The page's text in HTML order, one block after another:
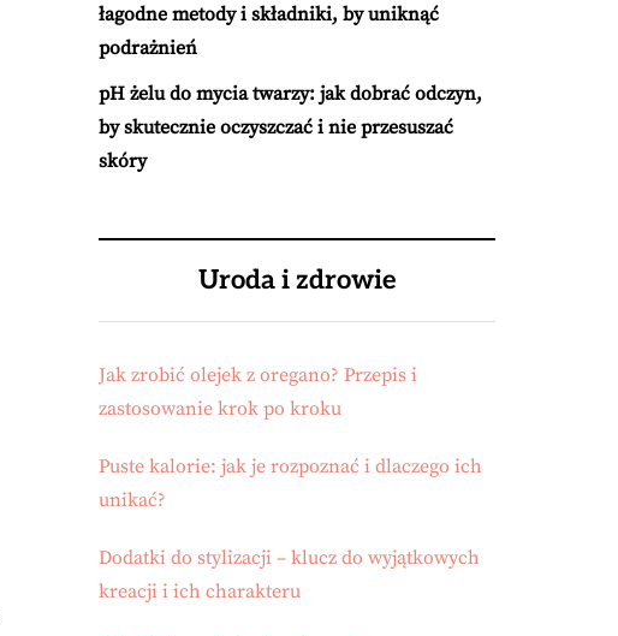
łagodne metody i składniki, by uniknąć
podrażnień
pH żelu do mycia twarzy: jak dobrać odczyn,
by skutecznie oczyszczać i nie przesuszać
skóry
Uroda i zdrowie
Jak zrobić olejek z oregano? Przepis i
zastosowanie krok po kroku
Puste kalorie: jak je rozpoznać i dlaczego ich
unikać?
Dodatki do stylizacji – klucz do wyjątkowych
kreacji i ich charakteru